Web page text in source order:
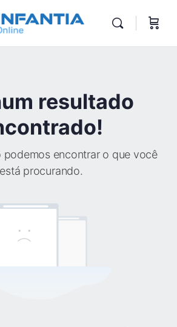
resultado
podemos encontrar o que você
está procurando.